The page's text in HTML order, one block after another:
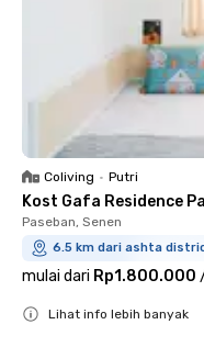
Coliving • Putri
Kost Gafa Residence
Paseban, Senen
6.5 km dari ashta
mulai dari Rp1.800.000
Lihat info lebih banyak